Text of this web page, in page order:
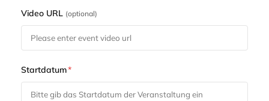
Video URL (optional)
Startdatum*